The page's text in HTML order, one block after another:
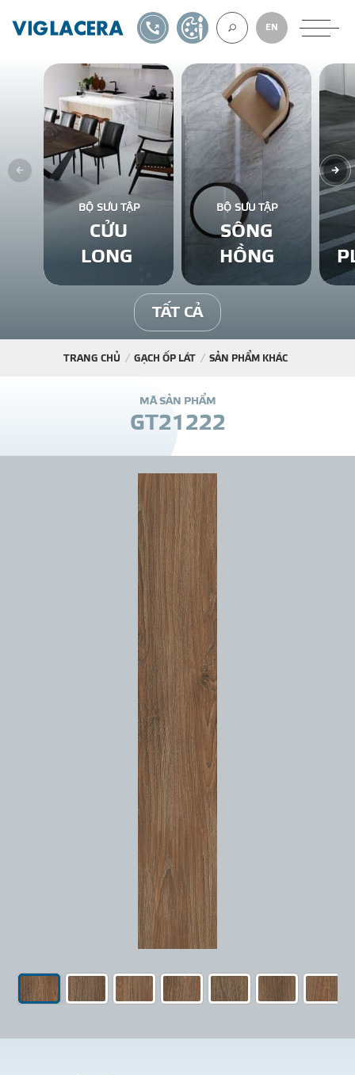
VỀ CHÚNG
GẠCH ỐP LÁT
BÊ TÔNG KHÍ
NGÓI LỢP
EN
1900561582TỰ THIẾT KẾ
BỘ SƯU TẬP
CỬU
LONG
BỘ SƯU TẬP
SÔNG
HỒNG
TẤT CẢ
TRANG CHỦ GẠCH ỐP LÁT SẢN PHẨM KHÁC
MÃ SẢN PHẨM
GT21222